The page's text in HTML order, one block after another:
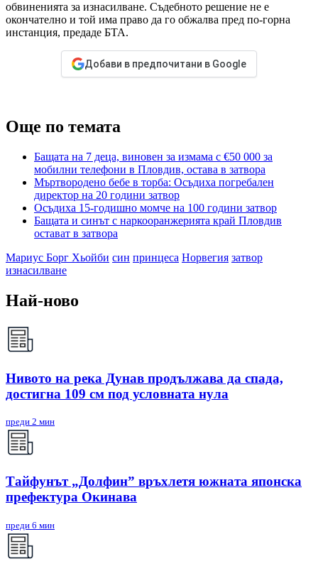
обвиненията за изнасилване. Съдебното решение не е
окончателно и той има право да го обжалва пред по-горна
инстанция, предаде БТА.
Добави в предпочитани в Google
Още по темата
Бащата на 7 деца, виновен за измама с €50 000 за
мобилни телефони в Пловдив, остава в затвора
Мъртвородено бебе в торба: Осъдиха погребален
директор на 20 години затвор
Осъдиха 15-годишно момче на 100 години затвор
Бащата и синът с наркооранжерията край Пловдив
остават в затвора
Мариус Борг Хьойби син принцеса Норвегия затвор
изнасилване
Най-ново
Нивото на река Дунав продължава да спада,
достигна 109 см под условната нула
преди 2 мин
Тайфунът „Долфин” връхлетя южната японска
префектура Окинава
преди 6 мин